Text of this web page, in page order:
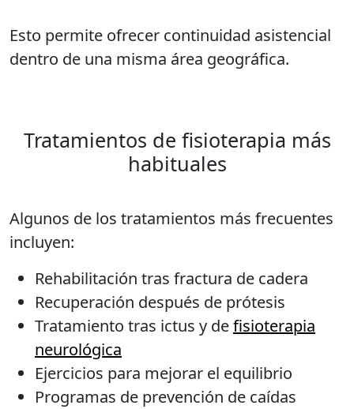
Esto permite ofrecer continuidad asistencial
dentro de una misma área geográfica.
Tratamientos de fisioterapia más
habituales
Algunos de los tratamientos más frecuentes
incluyen:
Rehabilitación tras fractura de cadera
Recuperación después de prótesis
Tratamiento tras ictus y defisioterapia
neurológica
Ejercicios para mejorar el equilibrio
Programas de prevención de caídas